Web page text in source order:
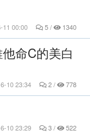
5 / 1340
11 00:00
命C的美白
2 / 778
10 23:34
3 / 522
10 23:29